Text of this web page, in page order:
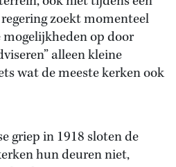
zoekt momenteel
mogelijkheden op door
alleen kleine
wat de meeste kerken ook
griep in 1918 sloten de
hun deuren niet,